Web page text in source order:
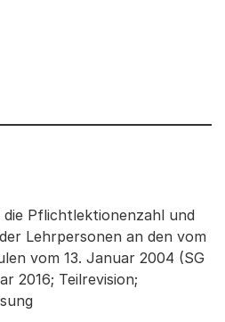
Geschäft
Pflichtlektionenzahl und
Lehrpersonen an den vom
vom 13. Januar 2004 (SG
2016; Teilrevision;